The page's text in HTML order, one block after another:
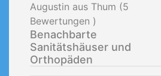
Augustin aus Thum (5
Bewertungen )
Benachbarte
Sanitätshäuser und
Orthopäden